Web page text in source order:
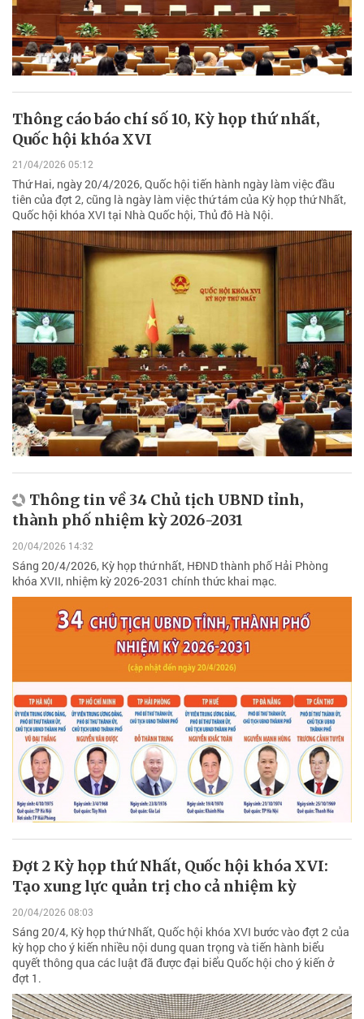
Thông cáo báo chí số 10, Kỳ họp thứ nhất,
Quốc hội khóa XVI
21/04/2026 05:12
Thứ Hai, ngày 20/4/2026, Quốc hội tiến hành ngày làm việc đầu
tiên của đợt 2, cũng là ngày làm việc thứ tám của Kỳ họp thứ Nhất,
Quốc hội khóa XVI tại Nhà Quốc hội, Thủ đô Hà Nội.
Thông tin về 34 Chủ tịch UBND tỉnh,
thành phố nhiệm kỳ 2026-2031
20/04/2026 14:32
Sáng 20/4/2026, Kỳ họp thứ nhất, HĐND thành phố Hải Phòng
khóa XVII, nhiệm kỳ 2026-2031 chính thức khai mạc.
Đợt 2 Kỳ họp thứ Nhất, Quốc hội khóa XVI:
Tạo xung lực quản trị cho cả nhiệm kỳ
20/04/2026 08:03
Sáng 20/4, Kỳ họp thứ Nhất, Quốc hội khóa XVI bước vào đợt 2 của
kỳ họp cho ý kiến nhiều nội dung quan trọng và tiến hành biểu
quyết thông qua các luật đã được đại biểu Quốc hội cho ý kiến ở
đợt 1.